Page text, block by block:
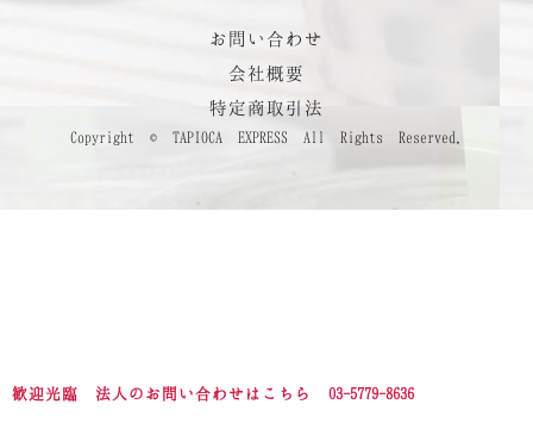
歓迎光臨 法人のお問い合わせはこちら 03-5779-8636
お問い合わせ
会社概要
特定商取引法
Copyright © TAPIOCA EXPRESS All Rights Reserved.